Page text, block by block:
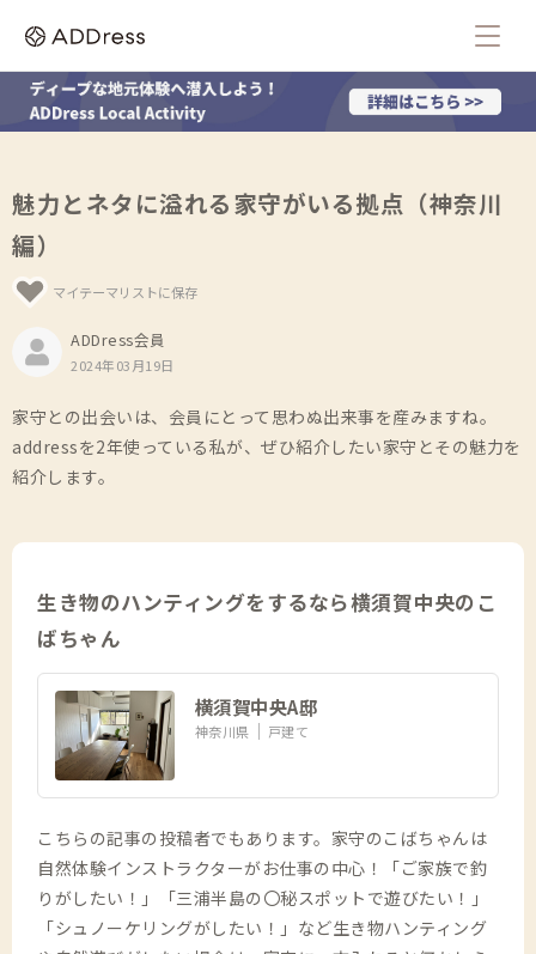
魅力とネタに溢れる家守がいる拠点（神奈川
編）
マイテーマリストに保存
ADDress会員
2024年03月19日
家守との出会いは、会員にとって思わぬ出来事を産みますね。
addressを2年使っている私が、ぜひ紹介したい家守とその魅力を
紹介します。
生き物のハンティングをするなら横須賀中央のこ
ばちゃん
横須賀中央A邸
神奈川県 戸建て
こちらの記事の投稿者でもあります。家守のこばちゃんは
自然体験インストラクターがお仕事の中心！「ご家族で釣
りがしたい！」「三浦半島の〇秘スポットで遊びたい！」
「シュノーケリングがしたい！」など生き物ハンティング